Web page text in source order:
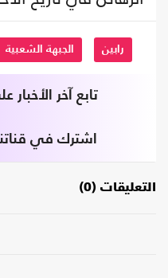
رابين الجبهة الشعبية
تابع آخر
اشترك في
التعليقات (0)